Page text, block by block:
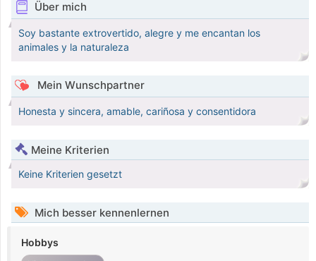
Über mich
Soy bastante extrovertido, alegre y me encantan los
animales y la naturaleza
Mein Wunschpartner
Honesta y sincera, amable, cariñosa y consentidora
Meine Kriterien
Keine Kriterien gesetzt
Mich besser kennenlernen
Hobbys